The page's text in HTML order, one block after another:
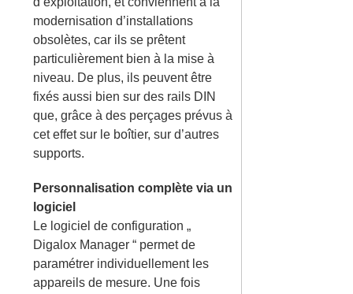
modernisation d’installations
obsolètes, car ils se prêtent
particulièrement bien à la mise à
niveau. De plus, ils peuvent être
fixés aussi bien sur des rails DIN
que, grâce à des perçages prévus à
cet effet sur le boîtier, sur d’autres
supports.
Personnalisation complète via un
logiciel
Le logiciel de configuration „
Digalox Manager “ permet de
paramétrer individuellement les
appareils de mesure. Une fois